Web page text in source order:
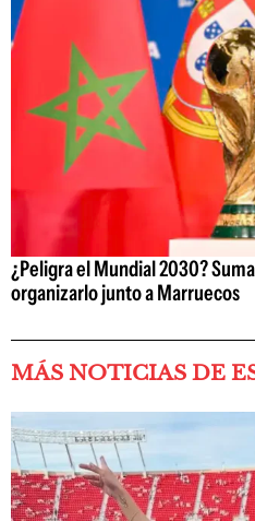
¿Peligra el Mundial 2030?
organizarlo junto a Marruecos
MÁS NOTICIAS DE